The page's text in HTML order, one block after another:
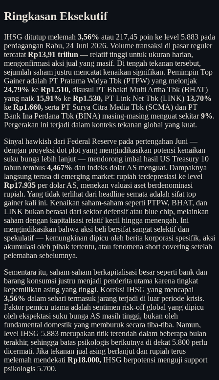
Ringkasan Eksekutif
IHSG ditutup melemah 3,56% atau 217,45 poin ke level 5.883 pada
perdagangan Rabu, 24 Juni 2026. Volume transaksi di pasar reguler
tercatat Rp13,91 triliun — relatif tinggi untuk ukuran harian,
mengonfirmasi aksi jual yang masif. Di tengah tekanan tersebut,
sejumlah saham justru mencatat kenaikan signifikan. Pemimpin Top
Gainer adalah PT Pratama Widya Tbk (PTPW) yang melonjak
24,79% ke Rp1.510, disusul PT Bhakti Multi Artha Tbk (BHAT)
yang naik 15,91% ke Rp1.530, PT Link Net Tbk (LINK) 13,70%
ke Rp1.660, serta PT Surya Citra Media Tbk (SCMA) dan PT
Bank Ina Perdana Tbk (BINA) masing-masing menguat sekitar9%.
Pergerakan ini terjadi dalam konteks tekanan global yang kuat.
Sinyal hawkish dari Federal Reserve pada pertengahan Juni —
dengan proyeksi dot plot yang mengindikasikan potensi kenaikan
suku bunga lebih lanjut — mendorong imbal hasil US Treasury 10
tahun tembus 4,467% dan indeks dolar AS menguat. Dampaknya
langsung terasa di emerging market: rupiah terdepresiasi ke level
Rp17.935 per dolar AS, menekan valuasi aset berdenominasi
rupiah. Yang tidak terlihat dari headline semata adalah sifat top
gainer kali ini. Kenaikan saham-saham seperti PTPW, BHAT, dan
LINK bukan berasal dari sektor defensif atau blue chip, melainkan
saham dengan kapitalisasi relatif kecil hingga menengah. Ini
mengindikasikan bahwa aksi beli bersifat sangat selektif dan
spekulatif — kemungkinan dipicu oleh berita korporasi spesifik, aksi
akumulasi oleh pihak tertentu, atau fenomena short covering setelah
pelemahan sebelumnya.
Sementara itu, saham-saham berkapitalisasi besar seperti bank dan
barang konsumsi justru menjadi penderita utama karena tingkat
kepemilikan asing yang tinggi. Koreksi IHSG yang mencapai
3,56% dalam sehari termasuk jarang terjadi di luar periode krisis.
Faktor pemicu utama adalah sentimen risk-off global yang dipicu
oleh ekspektasi suku bunga AS masih tinggi, bukan oleh
fundamental domestik yang memburuk secara tiba-tiba. Namun,
level IHSG 5.883 merupakan titik terendah dalam beberapa bulan
terakhir, sehingga batas psikologis berikutnya di dekat 5.800 perlu
dicermati. Jika tekanan jual asing berlanjut dan rupiah terus
melemah mendekati Rp18.000, IHSG berpotensi menguji support
psikologis 5.700.